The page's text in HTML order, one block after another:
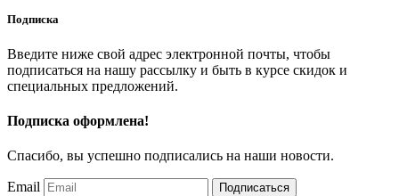
Подписка
Введите ниже свой адрес электронной почты, чтобы
подписаться на нашу рассылку и быть в курсе скидок и
специальных предложений.
Подписка оформлена!
Спасибо, вы успешно подписались на наши новости.
Email Подписаться